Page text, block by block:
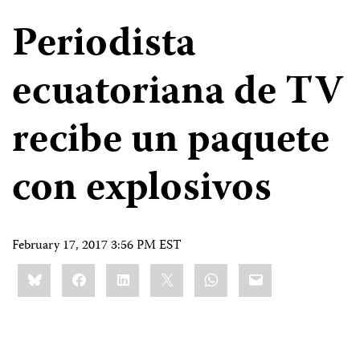
Periodista
ecuatoriana de TV
recibe un paquete
con explosivos
February 17, 2017 3:56 PM EST
Share
this:BlueskyFacebookLinkedIn WhatsApp
Email